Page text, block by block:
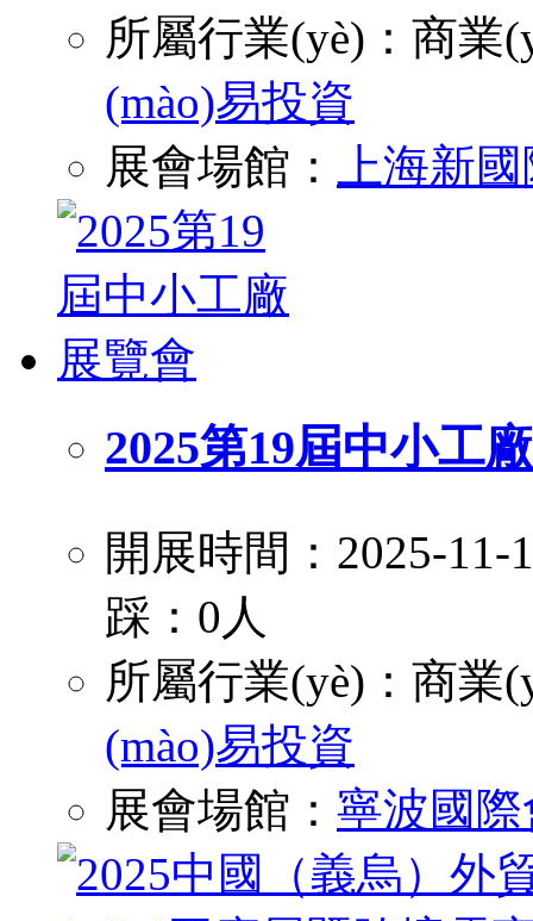
所屬行業(yè)： 商業
(mào)易投資
展會場館：
上海新
2025第19屆中小工
開展時間：2025-
踩：0人
所屬行業(yè)： 商業
(mào)易投資
展會場館： 寧波國